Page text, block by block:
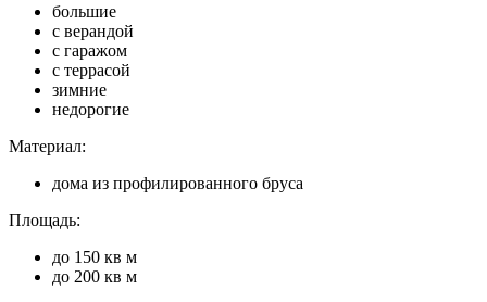
большие
с верандой
с гаражом
с террасой
зимние
недорогие
Материал:
дома из профилированного бруса
Площадь:
до 150 кв м
до 200 кв м